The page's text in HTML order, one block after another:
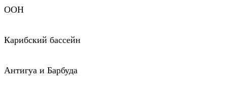
ООН
Карибский бассейн
Антигуа и Барбуда